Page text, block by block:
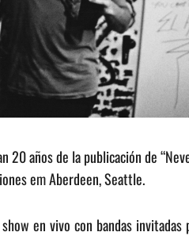
años de la publicación de
em Aberdeen, Seattle.
en vivo con bandas